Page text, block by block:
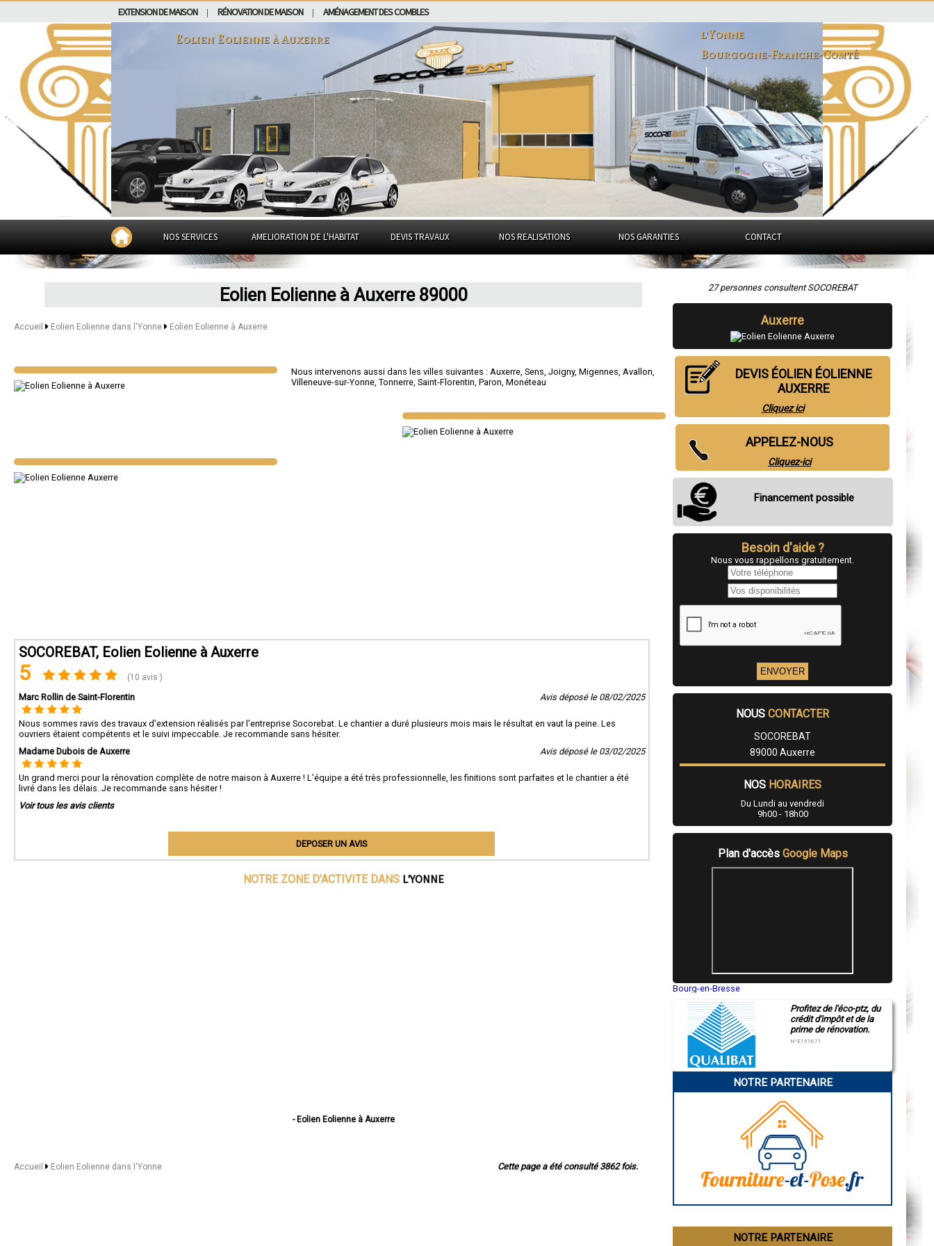
EXTENSION DE MAISON RÉNOVATION DE MAISON AMÉNAGEMENT DES COMBLES
Eolien Eolienne àAuxerre
l'Yonne
Bourgogne-Franche-Comté
NOS SERVICES AMELIORATION DE L'HABITAT DEVIS TRAVAUX NOS REALISATIONS NOS GARANTIES CONTACT
Eolien Eolienne à Auxerre 89000
Accueil Eolien Eolienne dans l'Yonne Eolien Eolienne à Auxerre
Nous intervenons aussi dans les villes suivantes :Auxerre,Sens,Joigny,Migennes,Avallon,
Villeneuve-sur-Yonne,Tonnerre,Saint-Florentin,Paron,Monéteau
SOCOREBAT, Eolien Eolienne à Auxerre
5 (10 avis )
Marc Rollin de Saint-Florentin Avis déposé le 08/02/2025
Nous sommes ravis des travaux d'extension réalisés par l'entreprise Socorebat. Le chantier a duré plusieurs mois mais le résultat en vaut la peine. Les
ouvriers étaient compétents et le suivi impeccable. Je recommande sans hésiter.
Madame Dubois de Auxerre
Avis déposé le 03/02/2025
Un grand merci pour la rénovation complète de notre maison à Auxerre ! L’équipe a été très professionnelle, les finitions sont parfaites et le chantier a été
livré dans les délais. Je recommande sans hésiter !
Voir tous les avis clients
DEPOSER UN AVIS
NOTRE ZONE D'ACTIVITE DANS L'YONNE
- Eolien Eolienne à Auxerre
Cette page a été consulté 3862 fois.
Accueil Eolien Eolienne dans l'Yonne
27 personnes consultent SOCOREBAT
Auxerre
DEVIS ÉOLIEN ÉOLIENNE
AUXERRE
Cliquez ici
APPELEZ-NOUS
Cliquez-ici
Financement possible
Besoin d'aide ?
Nous vous rappellons gratuitement.
NOUS CONTACTER
SOCOREBAT
89000 Auxerre
NOS HORAIRES
Du Lundi au vendredi
9h00 - 18h00
Plan d'accès Google Maps
Bourg-en-Bresse
Montluçon
Manosque
Gap
Charleville-Mézières
Pamiers
Narbonne
Brive-la-Gaillarde
Guéret
Besançon
Profitez de l'éco-ptz, du
crédit d'impôt et de la
prime de rénovation.
N°E157671
NOTRE PARTENAIRE
NOTRE PARTENAIRE